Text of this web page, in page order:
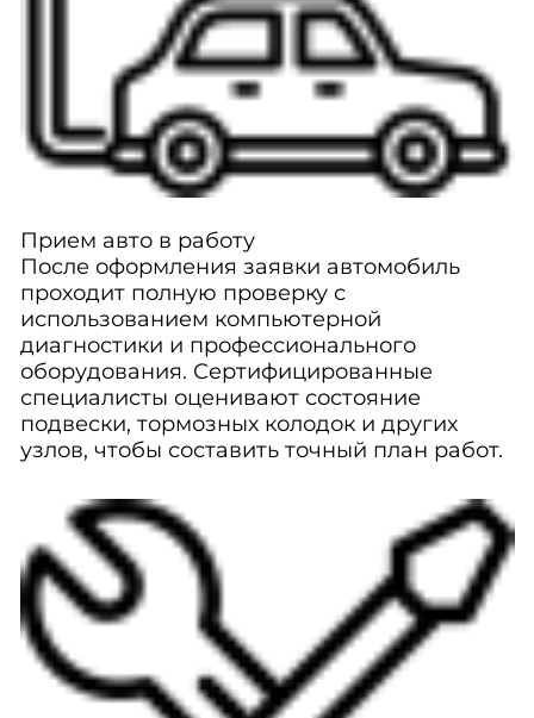
Прием авто в работу
После оформления заявки автомобиль
проходит полную проверку с
использованием компьютерной
диагностики и профессионального
оборудования. Сертифицированные
специалисты оценивают состояние
подвески, тормозных колодок и других
узлов, чтобы составить точный план работ.